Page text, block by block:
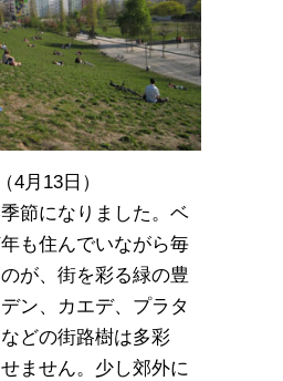
4月13日）
節になりました。ベ
も住んでいながら毎
が、街を彩る緑の豊
ン、カエデ、プラタ
どの街路樹は多彩
ません。少し郊外に